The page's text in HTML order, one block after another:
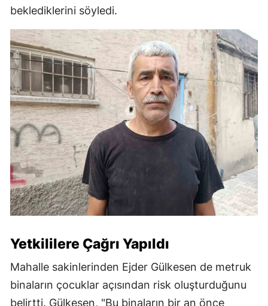
beklediklerini söyledi.
Yetkililere Çağrı Yapıldı
Mahalle sakinlerinden Ejder Gülkesen de metruk
binaların çocuklar açısından risk oluşturduğunu
belirtti. Gülkesen, "Bu binaların bir an önce